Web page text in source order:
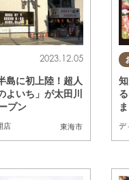
東海市
2023.12.05
島に初上陸！超人
よいち」が太田川
プン
店 デ